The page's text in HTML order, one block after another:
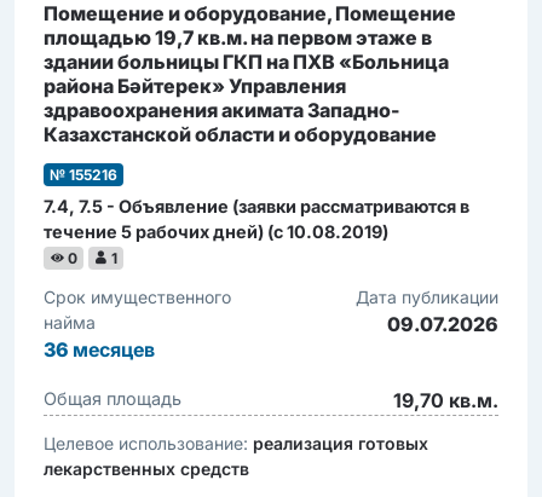
Помещение и оборудование, Помещение
площадью 19,7 кв.м. на первом этаже в
здании больницы ГКП на ПХВ «Больница
района Бәйтерек» Управления
здравоохранения акимата Западно-
Казахстанской области и оборудование
№ 155216
7.4, 7.5 - Объявление (заявки рассматриваются в
течение 5 рабочих дней) (c 10.08.2019)
0 1
Срок имущественного
найма
36 месяцев
Дата публикации
09.07.2026
Общая площадь 19,70 кв.м.
Целевое использование: реализация готовых
лекарственных средств